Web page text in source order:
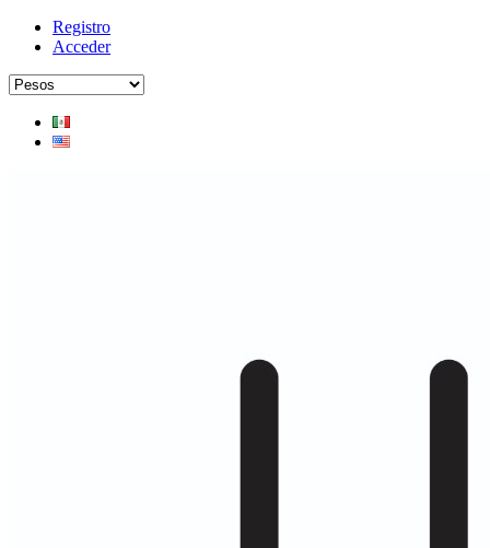
Registro
Acceder